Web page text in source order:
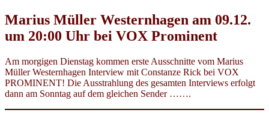
Marius Müller Westernhagen am 09.12.
um 20:00 Uhr bei VOX Prominent
Am morgigen Dienstag kommen erste Ausschnitte vom Marius
Müller Westernhagen Interview mit Constanze Rick bei VOX
PROMINENT! Die Ausstrahlung des gesamten Interviews erfolgt
dann am Sonntag auf dem gleichen Sender …….